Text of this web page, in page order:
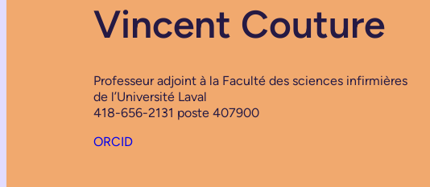
Vincent Couture
Professeur adjoint à la Faculté des sciences infirmières
de l’Université Laval
418-656-2131 poste 407900
ORCID